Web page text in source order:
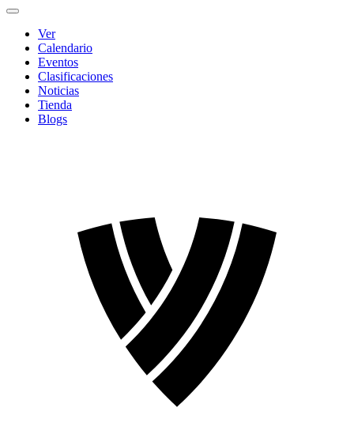
Ver
Calendario
Eventos
Clasificaciones
Noticias
Tienda
Blogs